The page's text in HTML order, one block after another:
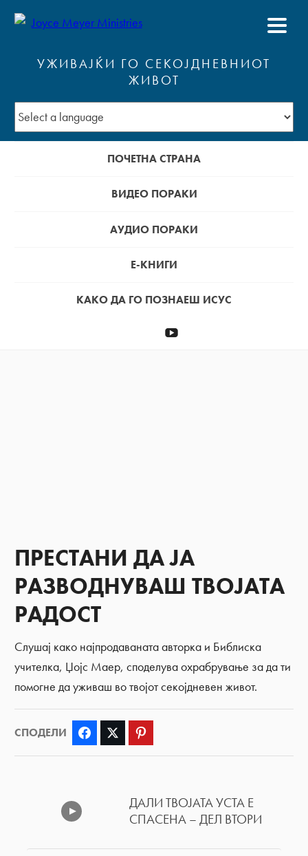
УЖИВАЈЌИ ГО СЕКОЈДНЕВНИОТ
ЖИВОТ
ПОЧЕТНА СТРАНА
ВИДЕО ПОРАКИ
АУДИО ПОРАКИ
Е-КНИГИ
КАКО ДА ГО ПОЗНАЕШ ИСУС
ДонирајYouTube
ПРЕСТАНИ ДА ЈА
РАЗВОДНУВАШ ТВОЈАТА
РАДОСТ
Слушај како најпродаваната авторка и Библиска
учителка, Џојс Маер, споделува охрабрување за да ти
помогне да уживаш во твојот секојдневен живот.
СПОДЕЛИ Facebook Twitter
ДАЛИ ТВОЈАТА УСТА Е
СПАСЕНА – ДЕЛ ВТОРИ